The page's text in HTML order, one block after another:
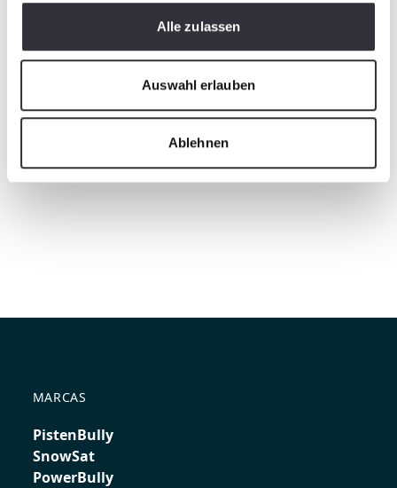
Alle zulassen
Auswahl erlauben
Ablehnen
MARCAS
PistenBully
SnowSat
PowerBully